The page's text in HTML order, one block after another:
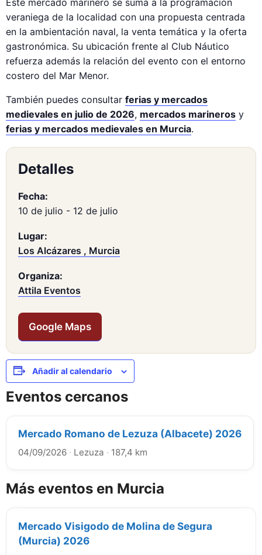
veraniega de la localidad con una propuesta centrada
en la ambientación naval, la venta temática y la oferta
gastronómica. Su ubicación frente al Club Náutico
refuerza además la relación del evento con el entorno
costero del Mar Menor.
También puedes consultar ferias y mercados
medievales en julio de 2026, mercados marineros y
ferias y mercados medievales en Murcia.
Detalles
Fecha:
10 de julio - 12 de julio
Lugar:
Los Alcázares , Murcia
Organiza:
Attila Eventos
Google Maps
Añadir al calendario
Eventos cercanos
Mercado Romano de Lezuza (Albacete) 2026
04/09/2026 · Lezuza · 187,4 km
Más eventos en Murcia
Mercado Visigodo de Molina de Segura
(Murcia) 2026